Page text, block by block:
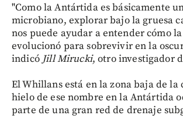
"Como la Antártida es básicamente
microbiano, explorar bajo la gruesa
nos puede ayudar a entender cómo
evolucionó para sobrevivir en la
indicó Jill Mirucki, otro investigador
El Whillans está en la zona baja de la
hielo de ese nombre en la Antártida
parte de una gran red de drenaje